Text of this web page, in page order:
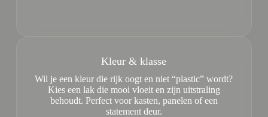
Kleur & klasse
Wil je een kleur die rijk oogt en niet “plastic” wordt?
Kies een lak die mooi vloeit en zijn uitstraling
behoudt. Perfect voor kasten, panelen of een
statement deur.